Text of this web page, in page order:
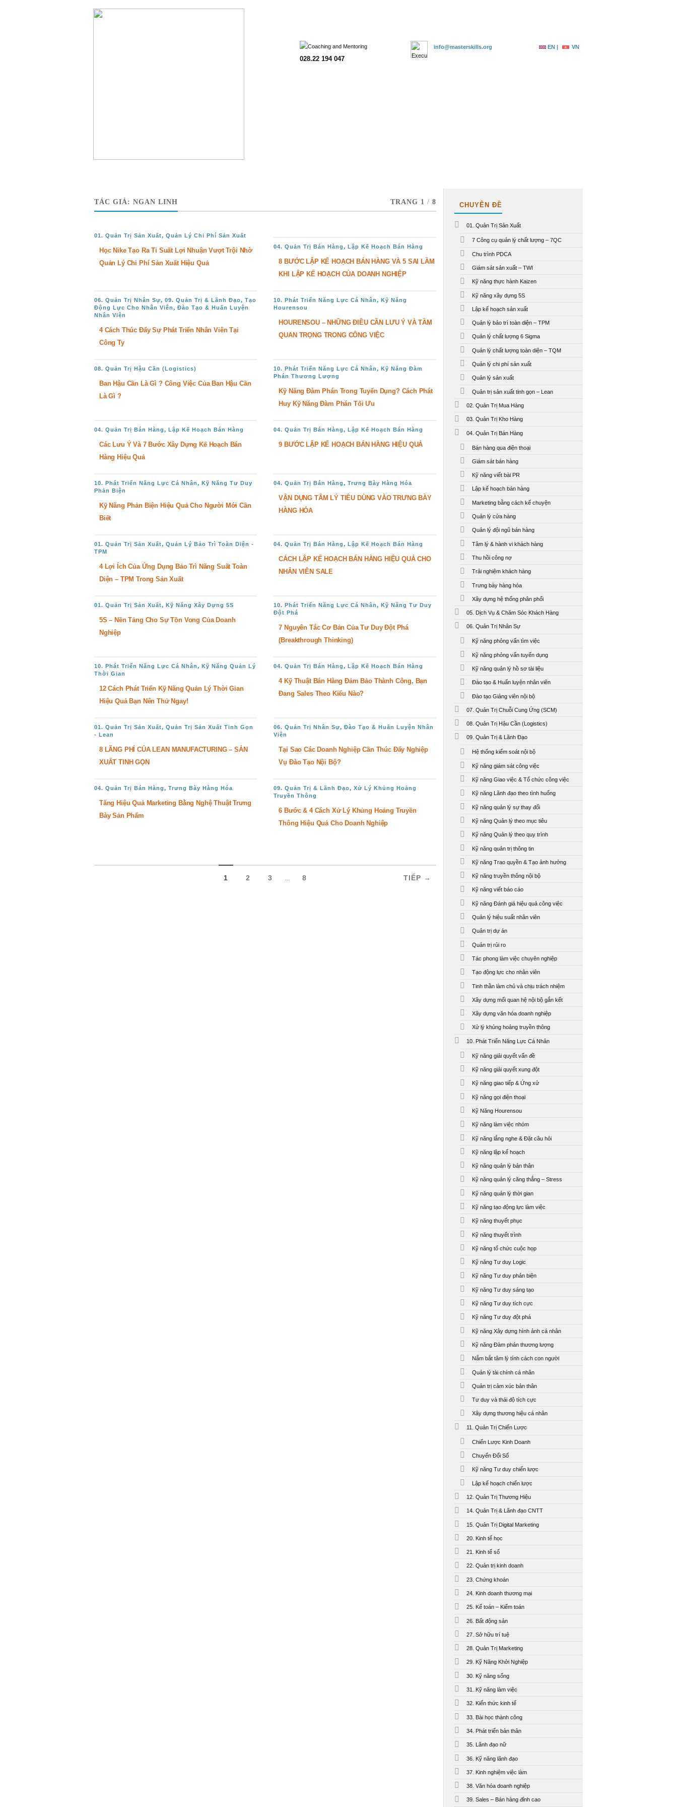
EN | VN
info@masterskills.org
028.22 194 047
TÁC GIẢ: NGAN LINH TRANG 1 / 8
01. Quản Trị Sản Xuất, Quản Lý Chi Phí Sản Xuất
Học Nike Tạo Ra Tỉ Suất Lợi Nhuận Vượt Trội Nhờ
Quản Lý Chi Phí Sản Xuất Hiệu Quả
04. Quản Trị Bán Hàng,Lập Kế Hoạch Bán Hàng
8 BƯỚC LẬP KẾ HOẠCH BÁN HÀNG VÀ 5 SAI LẦM
KHI LẬP KẾ HOẠCH CỦA DOANH NGHIỆP
06. Quản Trị Nhân Sự, 09. Quản Trị & Lãnh Đạo, Tạo
Động Lực Cho Nhân Viên, Đào Tạo & Huấn Luyện
Nhân Viên
4 Cách Thúc Đẩy Sự Phát Triển Nhân Viên Tại
Công Ty
10. Phát Triển Năng Lực Cá Nhân,Kỹ Năng
Hourensou
HOURENSOU – NHỮNG ĐIỀU CẦN LƯU Ý VÀ TẦM
QUAN TRỌNG TRONG CÔNG VIỆC
08. Quản Trị Hậu Cần (Logistics)
Ban Hậu Cần Là Gì ? Công Việc Của Ban Hậu Cần
Là Gì ?
10. Phát Triển Năng Lực Cá Nhân,Kỹ Năng Đàm
Phán Thương Lượng
Kỹ Năng Đàm Phán Trong Tuyển Dụng? Cách Phát
Huy Kỹ Năng Đàm Phán Tối Ưu
04. Quản Trị Bán Hàng, Lập Kế Hoạch Bán Hàng
Các Lưu Ý Và 7 Bước Xây Dựng Kế Hoạch Bán
Hàng Hiệu Quả
04. Quản Trị Bán Hàng,Lập Kế Hoạch Bán Hàng
9 BƯỚC LẬP KẾ HOẠCH BÁN HÀNG HIỆU QUẢ
10. Phát Triển Năng Lực Cá Nhân, Kỹ Năng Tư Duy
Phản Biện
Kỹ Năng Phản Biện Hiệu Quả Cho Người Mới Cần
Biết
04. Quản Trị Bán Hàng,Trưng Bày Hàng Hóa
VẬN DỤNG TÂM LÝ TIÊU DÙNG VÀO TRƯNG BÀY
HÀNG HÓA
01. Quản Trị Sản Xuất, Quản Lý Bảo Trì Toàn Diện -
TPM
4 Lợi Ích Của Ứng Dụng Bảo Trì Năng Suất Toàn
Diện – TPM Trong Sản Xuất
04. Quản Trị Bán Hàng,Lập Kế Hoạch Bán Hàng
CÁCH LẬP KẾ HOẠCH BÁN HÀNG HIỆU QUẢ CHO
NHÂN VIÊN SALE
01. Quản Trị Sản Xuất, Kỹ Năng Xây Dựng 5S
5S – Nền Tảng Cho Sự Tồn Vong Của Doanh
Nghiệp
10. Phát Triển Năng Lực Cá Nhân,Kỹ Năng Tư Duy
Đột Phá
7 Nguyên Tắc Cơ Bản Của Tư Duy Đột Phá
(Breakthrough Thinking)
10. Phát Triển Năng Lực Cá Nhân, Kỹ Năng Quản Lý
Thời Gian
12 Cách Phát Triển Kỹ Năng Quản Lý Thời Gian
Hiệu Quả Bạn Nên Thử Ngay!
04. Quản Trị Bán Hàng,Lập Kế Hoạch Bán Hàng
4 Kỹ Thuật Bán Hàng Đảm Bảo Thành Công, Bạn
Đang Sales Theo Kiểu Nào?
01. Quản Trị Sản Xuất, Quản Trị Sản Xuất Tinh Gọn
- Lean
8 LÃNG PHÍ CỦA LEAN MANUFACTURING – SẢN
XUẤT TINH GỌN
06. Quản Trị Nhân Sự,Đào Tạo & Huấn Luyện Nhân
Viên
Tại Sao Các Doanh Nghiệp Cần Thúc Đẩy Nghiệp
Vụ Đào Tạo Nội Bộ?
04. Quản Trị Bán Hàng, Trưng Bày Hàng Hóa
Tăng Hiệu Quả Marketing Bằng Nghệ Thuật Trưng
Bày Sản Phẩm
09. Quản Trị & Lãnh Đạo,Xử Lý Khủng Hoảng
Truyền Thông
6 Bước & 4 Cách Xử Lý Khủng Hoảng Truyền
Thông Hiệu Quả Cho Doanh Nghiệp
1 2 3 ... 8 TIẾP →
CHUYÊN ĐỀ
01. Quản Trị Sản Xuất
7 Công cụ quản lý chất lượng – 7QC
Chu trình PDCA
Giám sát sản xuất – TWI
Kỹ năng thực hành Kaizen
Kỹ năng xây dựng 5S
Lập kế hoạch sản xuất
Quản lý bảo trì toàn diện – TPM
Quản lý chất lượng 6 Sigma
Quản lý chất lượng toàn diện – TQM
Quản lý chi phí sản xuất
Quản lý sản xuất
Quản trị sản xuất tinh gọn – Lean
02. Quản Trị Mua Hàng
03. Quản Trị Kho Hàng
04. Quản Trị Bán Hàng
Bán hàng qua điện thoại
Giám sát bán hàng
Kỹ năng viết bài PR
Lập kế hoạch bán hàng
Marketing bằng cách kể chuyện
Quản lý cửa hàng
Quản lý đội ngũ bán hàng
Tâm lý & hành vi khách hàng
Thu hồi công nợ
Trải nghiệm khách hàng
Trưng bày hàng hóa
Xây dựng hệ thống phân phối
05. Dịch Vụ & Chăm Sóc Khách Hàng
06. Quản Trị Nhân Sự
Kỹ năng phỏng vấn tìm việc
Kỹ năng phỏng vấn tuyển dụng
Kỹ năng quản lý hồ sơ tài liệu
Đào tạo & Huấn luyện nhân viên
Đào tạo Giảng viên nội bộ
07. Quản Trị Chuỗi Cung Ứng (SCM)
08. Quản Trị Hậu Cần (Logistics)
09. Quản Trị & Lãnh Đạo
Hệ thống kiểm soát nội bộ
Kỹ năng giám sát công việc
Kỹ năng Giao việc & Tổ chức công việc
Kỹ năng Lãnh đạo theo tình huống
Kỹ năng quản lý sự thay đổi
Kỹ năng Quản lý theo mục tiêu
Kỹ năng Quản lý theo quy trình
Kỹ năng quản trị thông tin
Kỹ năng Trao quyền & Tạo ảnh hưởng
Kỹ năng truyền thông nội bộ
Kỹ năng viết báo cáo
Kỹ năng Đánh giá hiệu quả công việc
Quản lý hiệu suất nhân viên
Quản trị dự án
Quản trị rủi ro
Tác phong làm việc chuyên nghiệp
Tạo động lực cho nhân viên
Tinh thần làm chủ và chịu trách nhiệm
Xây dựng mối quan hệ nội bộ gắn kết
Xây dựng văn hóa doanh nghiệp
Xử lý khủng hoảng truyền thông
10. Phát Triển Năng Lực Cá Nhân
Kỹ năng giải quyết vấn đề
Kỹ năng giải quyết xung đột
Kỹ năng giao tiếp & Ứng xử
Kỹ năng gọi điện thoại
Kỹ Năng Hourensou
Kỹ năng làm việc nhóm
Kỹ năng lắng nghe & Đặt câu hỏi
Kỹ năng lập kế hoạch
Kỹ năng quản lý bản thân
Kỹ năng quản lý căng thẳng – Stress
Kỹ năng quản lý thời gian
Kỹ năng tạo động lực làm việc
Kỹ năng thuyết phục
Kỹ năng thuyết trình
Kỹ năng tổ chức cuộc họp
Kỹ năng Tư duy Logic
Kỹ năng Tư duy phản biện
Kỹ năng Tư duy sáng tạo
Kỹ năng Tư duy tích cực
Kỹ năng Tư duy đột phá
Kỹ năng Xây dựng hình ảnh cá nhân
Kỹ năng Đàm phán thương lượng
Nắm bắt tâm lý tính cách con người
Quản lý tài chính cá nhân
Quản trị cảm xúc bản thân
Tư duy và thái độ tích cực
Xây dựng thương hiệu cá nhân
11. Quản Trị Chiến Lược
Chiến Lược Kinh Doanh
Chuyển Đổi Số
Kỹ năng Tư duy chiến lược
Lập kế hoạch chiến lược
12. Quản Trị Thương Hiệu
14. Quản Trị & Lãnh đạo CNTT
15. Quản Trị Digital Marketing
20. Kinh tế học
21. Kinh tế số
22. Quản trị kinh doanh
23. Chứng khoán
24. Kinh doanh thương mại
25. Kế toán – Kiểm toán
26. Bất động sản
27. Sở hữu trí tuệ
28. Quản Trị Marketing
29. Kỹ Năng Khởi Nghiệp
30. Kỹ năng sống
31. Kỹ năng làm việc
32. Kiến thức kinh tế
33. Bài học thành công
34. Phát triển bản thân
35. Lãnh đạo nữ
36. Kỹ năng lãnh đạo
37. Kinh nghiệm việc làm
38. Văn hóa doanh nghiệp
39. Sales – Bán hàng đỉnh cao